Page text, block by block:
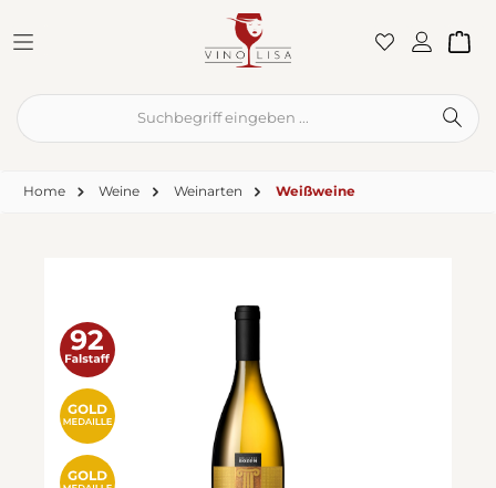
Home Weine Weinarten Weißweine
Bildergalerie überspringen